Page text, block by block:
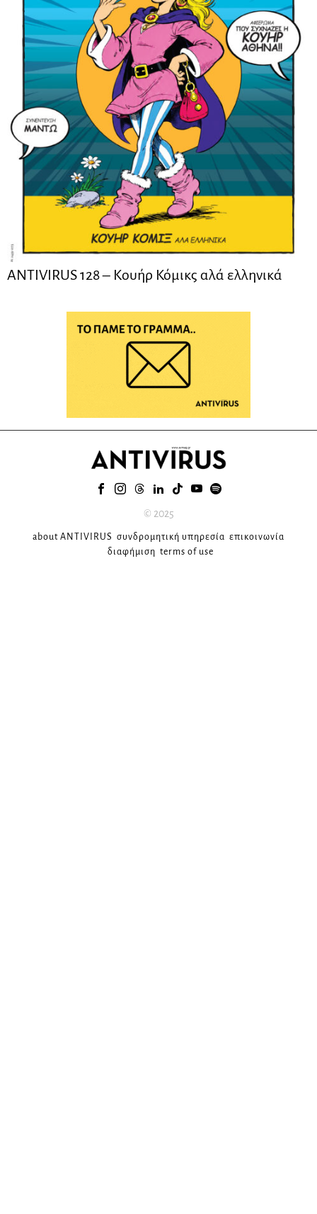
ANTIVIRUS 128 – Kουήρ Κόμικς αλά ελληνικά
© 2025
about ANTIVIRUS συνδρομητική υπηρεσία επικοινωνία
διαφήμιση terms of use